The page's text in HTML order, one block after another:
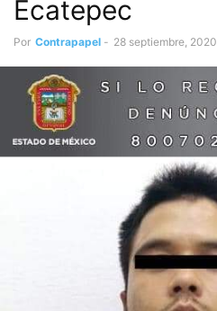
Ecatepec
Por Contrapapel - 28 septiembre, 2020